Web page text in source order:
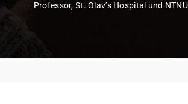
Professor, St. Olav’s Hospital und